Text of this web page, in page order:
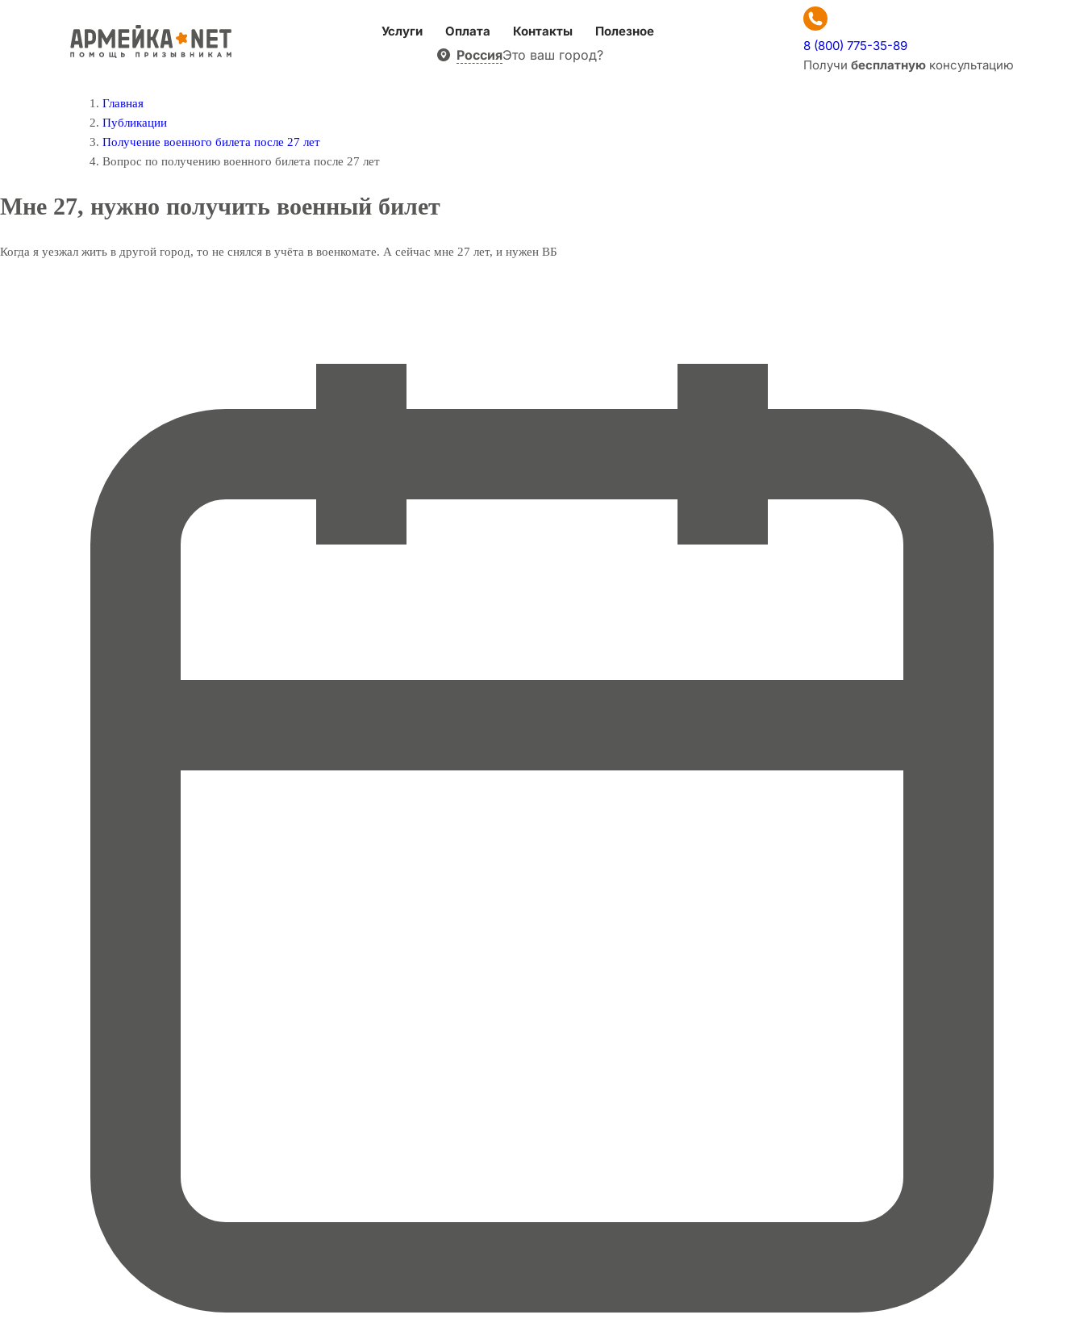
Услуги Оплата Контакты Полезное
РоссияЭто ваш город?
8 (800) 775-35-89
Получи бесплатную консультацию
Главная
Публикации
Получение военного билета после 27 лет
Вопрос по получению военного билета после 27 лет
Мне 27, нужно получить военный билет
Когда я уезжал жить в другой город, то не снялся в учёта в военкомате. А сейчас мне 27 лет, и нужен ВБ